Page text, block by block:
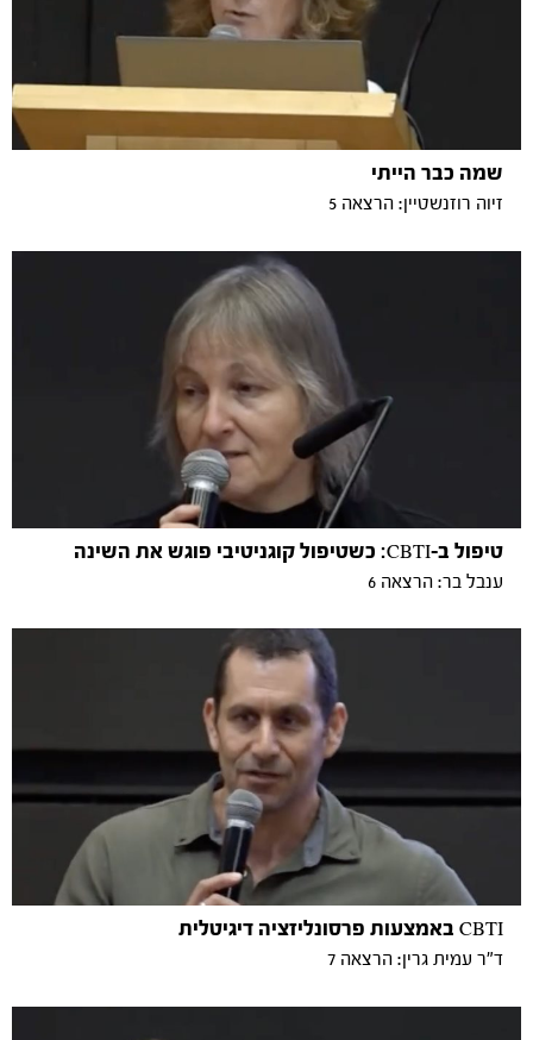
שמה כבר הייתי
זיוה רוזנשטיין: הרצאה 5
טיפול ב-CBTI: כשטיפול קוגניטיבי פוגש את השינה
ענבל בר: הרצאה 6
CBTI באמצעות פרסונליזציה דיגיטלית
ד"ר עמית גרין: הרצאה 7